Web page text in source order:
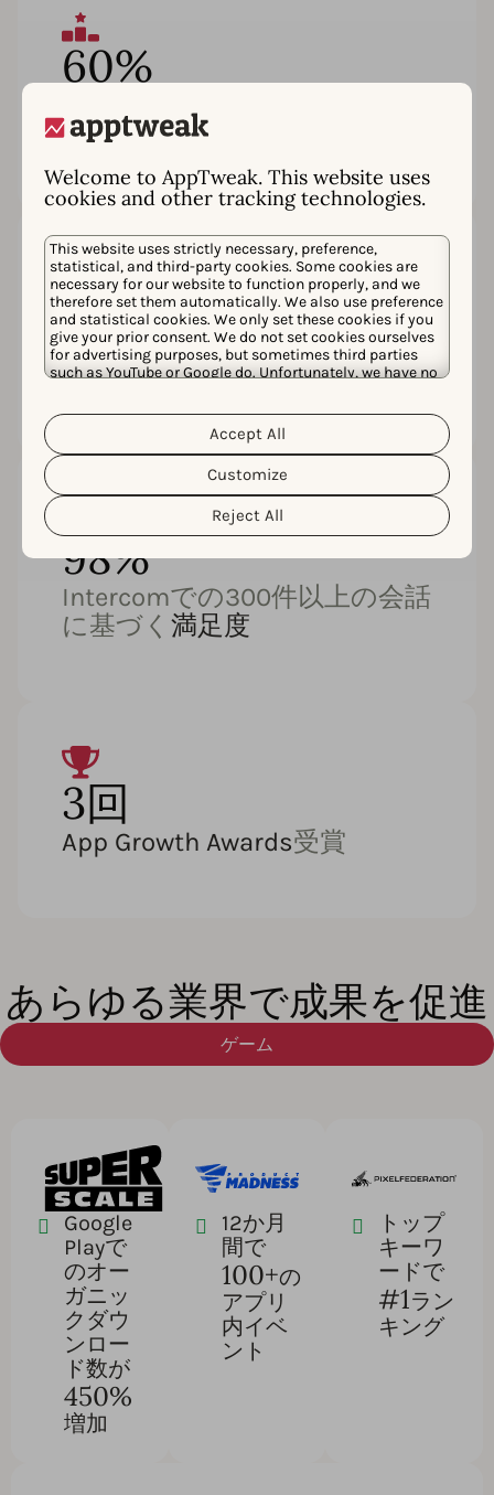
Welcome to AppTweak. This website uses
cookies and other tracking technologies.
This website uses strictly necessary, preference,
statistical, and third-party cookies. Some cookies are
necessary for our website to function properly, and we
therefore set them automatically. We also use preference
and statistical cookies. We only set these cookies if you
give your prior consent. We do not set cookies ourselves
for advertising purposes, but sometimes third parties
such as YouTube or Google do. Unfortunately, we have no
personal data and the different cookies we use, please
read our
Cookie Policy&Privacy Policy
customize your cookie settings and preferences by
clicking the “Customize” button.
Reject All
Customize
Accept All
60%
売上上位のゲーム
を選択
4.7
G2の180件以上のレビューに基
づく平均評価
98%
Intercomでの300件以上の会話
に基づく 満足度
3回
App Growth Awards受賞
あらゆる業界で成果を促進
ゲーム
Google
Playで
のオー
ガニッ
クダウ
ンロー
ド数が
450%
増加
12か月
間で
100+の
アプリ
内イベ
ント
トップ
キーワ
ードで
#1ラン
キング